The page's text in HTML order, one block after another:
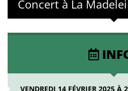
Concert à La
VENDREDI 14 FÉVRIER 2025 À